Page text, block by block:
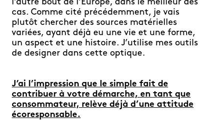
l’autre bout de l’Europe, dans le meilleur des
cas. Comme cité précédemment, je vais
plutôt chercher des sources matérielles
variées, ayant déjà eu une vie et une forme,
un aspect et une histoire. J’utilise mes outils
de designer dans cette optique.
J’ai l’impression que le simple fait de
contribuer à votre démarche, en tant que
consommateur, relève déjà d’une attitude
écoresponsable.